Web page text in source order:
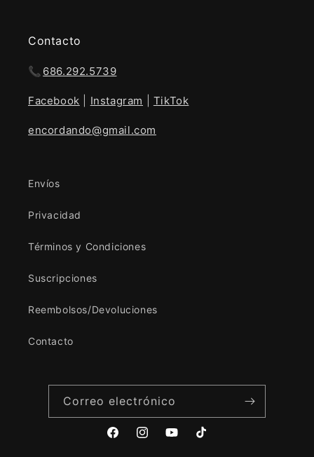
Contacto
📞 686.292.5739
Facebook Instagram TikTok
encordando@gmail.com
Envíos
Privacidad
Términos y Condiciones
Suscripciones
Reembolsos/Devoluciones
Contacto
Correo electrónico
FacebookInstagramYouTubeTikTok